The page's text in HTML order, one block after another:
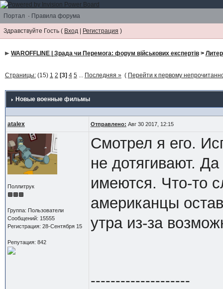
Портал · Правила форума
Здравствуйте Гость ( Вход | Регистрация )
WAROFFLINE | Зрада чи Перемога: форум військових експертів>
Страницы:(15) 1 2 [3] 4 5... Последняя » ( Перейти к первому
Новые военные фильмы
atalex Отправлено: Авг 30 2017, 12:15
Поллитрук
Группа: Пользователи
Сообщений: 15555
Регистрация: 28-Сентября 15
Репутация: 842
Смотрел я его.
не дотягивают.
имеются. Что-то
американцы
утра из-за
--------------------